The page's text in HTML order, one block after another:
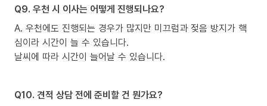
Q9. 우천 시 이사는 어떻게 진행되나요?
A. 우천에도 진행되는 경우가 많지만 미끄럼과 젖음 방지가 핵
심이라 시간이 늘 수 있습니다.
날씨에 따라 시간이 늘어날 수 있습니다.
Q10. 견적 상담 전에 준비할 건 뭔가요?